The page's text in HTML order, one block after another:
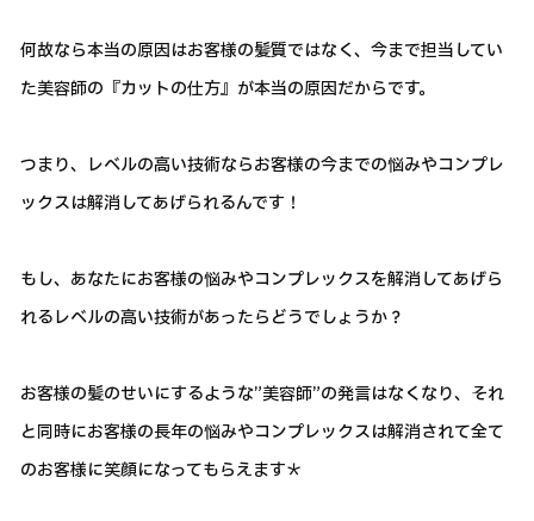
何故なら本当の原因はお客様の髪質ではなく、今まで担当してい
た美容師の『カットの仕方』が本当の原因だからです。
つまり、レベルの高い技術ならお客様の今までの悩みやコンプレ
ックスは解消してあげられるんです！
もし、あなたにお客様の悩みやコンプレックスを解消してあげら
れるレベルの高い技術があったらどうでしょうか？
お客様の髪のせいにするような”美容師”の発言はなくなり、それ
と同時にお客様の長年の悩みやコンプレックスは解消されて全て
のお客様に笑顔になってもらえます＊